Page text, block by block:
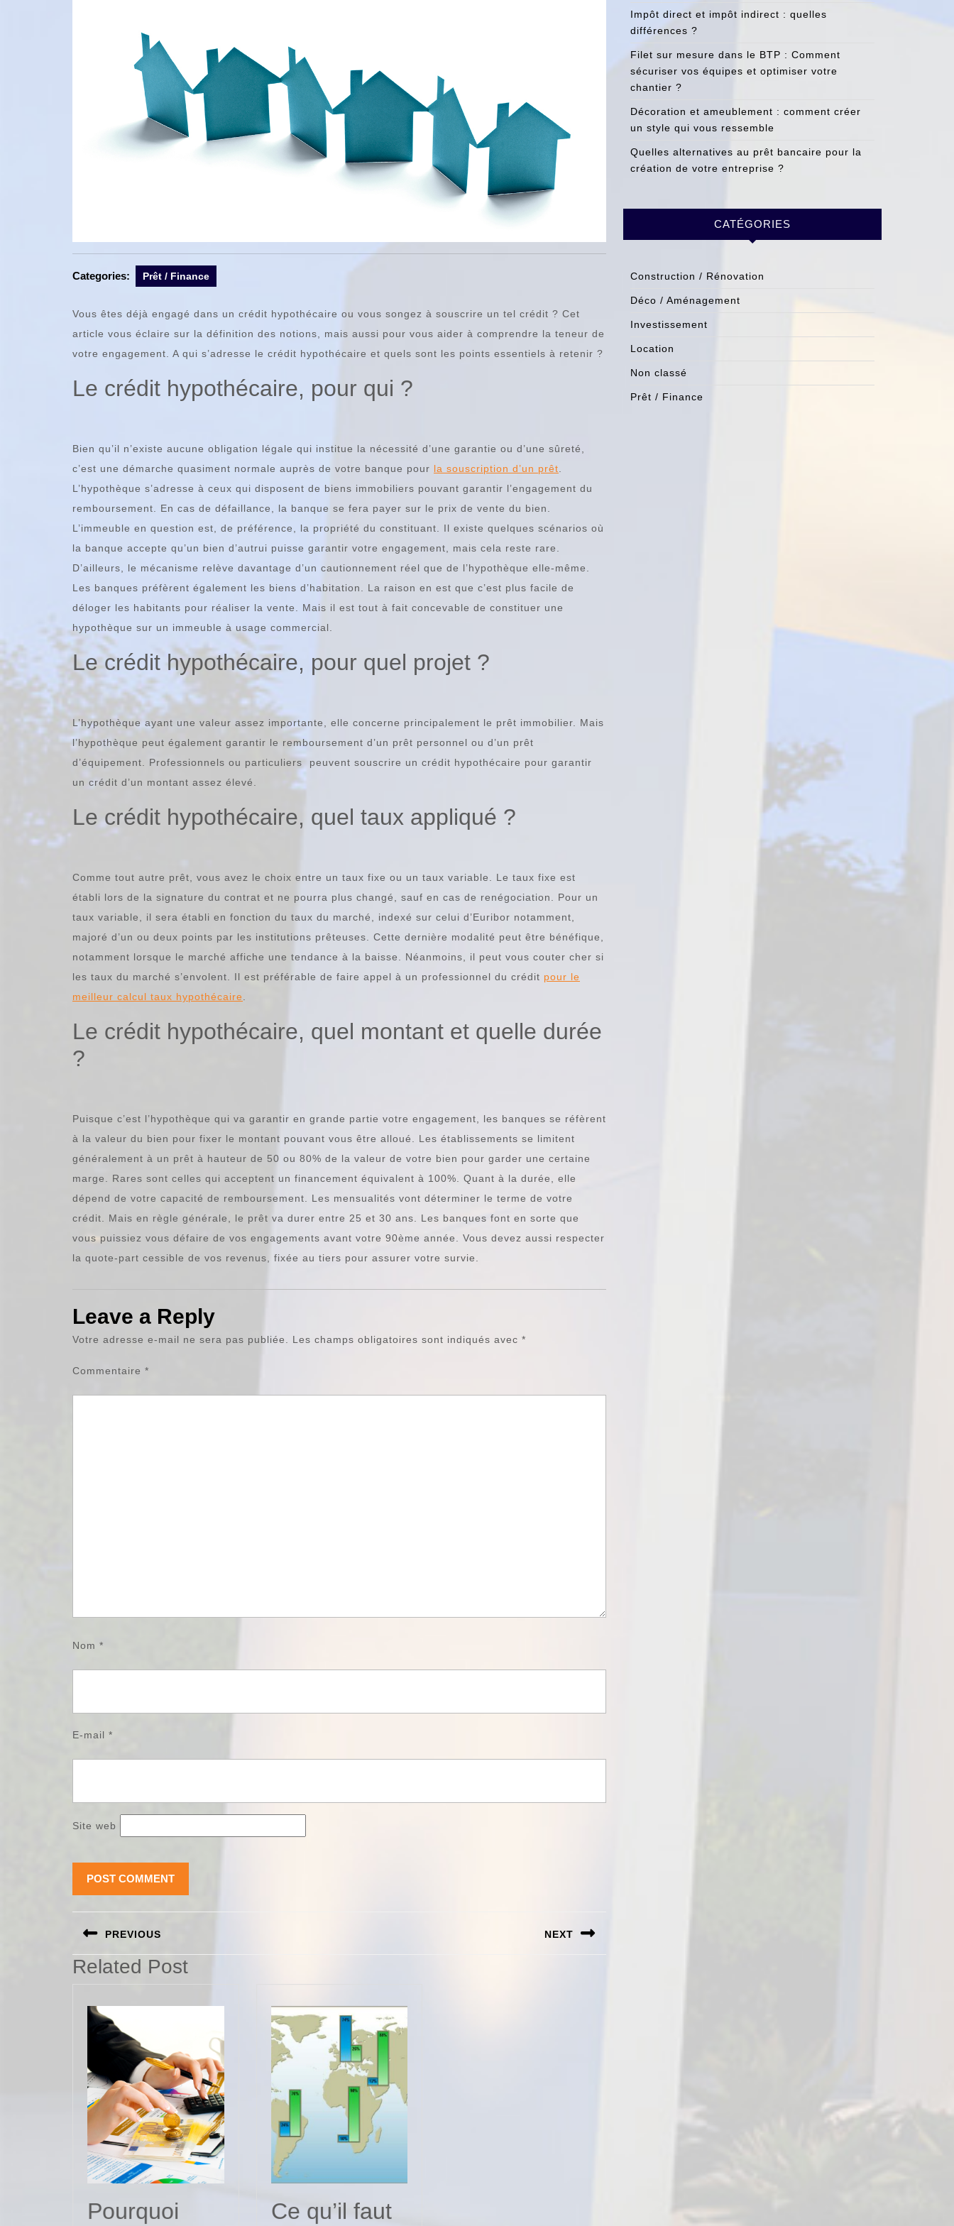
Categories: Prêt / Finance
Vous êtes déjà engagé dans un crédit hypothécaire ou vous songez à souscrire un tel crédit ? Cet
article vous éclaire sur la définition des notions, mais aussi pour vous aider à comprendre la teneur de
votre engagement. A qui s’adresse le crédit hypothécaire et quels sont les points essentiels à retenir ?
Le crédit hypothécaire, pour qui ?
Bien qu’il n’existe aucune obligation légale qui institue la nécessité d’une garantie ou d’une sûreté,
c’est une démarche quasiment normale auprès de votre banque pour la souscription d’un prêt
L’hypothèque s’adresse à ceux qui disposent de biens immobiliers pouvant garantir l’engagement du
remboursement. En cas de défaillance, la banque se fera payer sur le prix de vente du bien.
L’immeuble en question est, de préférence, la propriété du constituant. Il existe quelques scénarios où
la banque accepte qu’un bien d’autrui puisse garantir votre engagement, mais cela reste rare.
D’ailleurs, le mécanisme relève davantage d’un cautionnement réel que de l’hypothèque elle-même.
Les banques préfèrent également les biens d’habitation. La raison en est que c’est plus facile de
déloger les habitants pour réaliser la vente. Mais il est tout à fait concevable de constituer une
hypothèque sur un immeuble à usage commercial.
Le crédit hypothécaire, pour quel projet ?
L’hypothèque ayant une valeur assez importante, elle concerne principalement le prêt immobilier. Mais
l’hypothèque peut également garantir le remboursement d’un prêt personnel ou d’un prêt
d’équipement. Professionnels ou particuliers peuvent souscrire un crédit hypothécaire pour garantir
un crédit d’un montant assez élevé.
Le crédit hypothécaire, quel taux appliqué ?
Comme tout autre prêt, vous avez le choix entre un taux fixe ou un taux variable. Le taux fixe est
établi lors de la signature du contrat et ne pourra plus changé, sauf en cas de renégociation. Pour un
taux variable, il sera établi en fonction du taux du marché, indexé sur celui d’Euribor notamment,
majoré d’un ou deux points par les institutions prêteuses. Cette dernière modalité peut être bénéfique,
notamment lorsque le marché affiche une tendance à la baisse. Néanmoins, il peut vous couter cher si
les taux du marché s’envolent. Il est préférable de faire appel à un professionnel du crédit pour le
meilleur calcul taux hypothécaire
Le crédit hypothécaire, quel montant et quelle durée
?
Puisque c’est l’hypothèque qui va garantir en grande partie votre engagement, les banques se réfèrent
à la valeur du bien pour fixer le montant pouvant vous être alloué. Les établissements se limitent
généralement à un prêt à hauteur de 50 ou 80% de la valeur de votre bien pour garder une certaine
marge. Rares sont celles qui acceptent un financement équivalent à 100%. Quant à la durée, elle
dépend de votre capacité de remboursement. Les mensualités vont déterminer le terme de votre
crédit. Mais en règle générale, le prêt va durer entre 25 et 30 ans. Les banques font en sorte que
vous puissiez vous défaire de vos engagements avant votre 90ème année. Vous devez aussi respecter
la quote-part cessible de vos revenus, fixée au tiers pour assurer votre survie.
Leave a Reply
Votre adresse e-mail ne sera pas publiée. Les champs obligatoires sont indiqués avec *
Commentaire *
Nom *
E-mail *
Site web
Navigation
de
l’article
PREVIOUS
Previous
post:
NEXT
Related Post
Pourquoi
Ce qu’il faut
Impôt direct et impôt indirect : quelles
différences ?
Filet sur mesure dans le BTP : Comment
sécuriser vos équipes et optimiser votre
chantier ?
Décoration et ameublement : comment créer
un style qui vous ressemble
Quelles alternatives au prêt bancaire pour la
création de votre entreprise ?
CATÉGORIES
Construction / Rénovation
Déco / Aménagement
Investissement
Location
Non classé
Prêt / Finance